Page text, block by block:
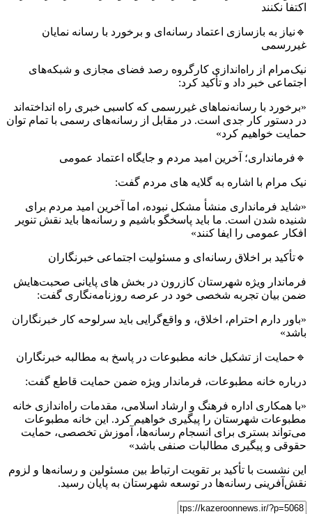
اکتفا نکنند
🔹نیاز به بازسازی اعتماد رسانه‌ای و برخورد با رسانه‌ نمایان
غیررسمی
نیک‌مرام از راه‌اندازی کارگروه رصد فضای مجازی و شبکه‌های
اجتماعی خبر داد و تأکید کرد:
«برخورد با رسانه‌نماهای غیررسمی که کاسبی خبری راه انداخته‌اند
در دستور کار جدی است. در مقابل از رسانه‌های رسمی با تمام توان
حمایت خواهیم کرد»
🔹فرمانداری؛ آخرین امید مردم و جایگاه اعتماد عمومی
نیک ‌مرام با اشاره به گلایه های مردم گفت:
«شاید فرمانداری منشأ مشکل نبوده، اما آخرین امید مردم برای
شنیده شدن است. ما باید پاسخگو باشیم و رسانه‌ها باید نقش تنویر
افکار عمومی را ایفا کنند»
🔹تأکید بر اخلاق رسانه‌ای و مسئولیت اجتماعی خبرنگاران
فرماندار ویژه شهرستان کازرون در بخش های پایانی صحبت‌هایش
ضمن بیان تجربه شخصی خود در عرصه روزنامه‌نگاری گفت:
«باور دارم احترام، اخلاق، و واقع‌گرایی باید سرلوحه کار خبرنگاران
باشد»
🔹حمایت از تشکیل خانه مطبوعات در پاسخ به مطالبه خبرنگاران
درباره خانه مطبوعات، فرماندار ویژه ضمن حمایت قاطع گفت:
«با همکاری اداره فرهنگ و ارشاد اسلامی، مقدمات راه‌اندازی خانه
مطبوعات شهرستان را پیگیری خواهیم کرد. این خانه مطبوعات
می‌تواند بستری برای انسجام رسانه‌ها، آموزش تخصصی، حمایت
حقوقی و پیگیری مطالبات صنفی باشد»
این نشست با تأکید بر تقویت ارتباط بین مسئولین و رسانه‌ها و لزوم
نقش‌آفرینی رسانه‌ها در توسعه شهرستان به پایان رسید.